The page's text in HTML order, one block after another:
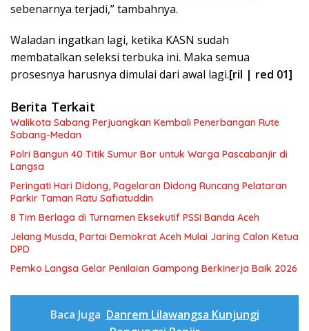
sebenarnya terjadi,” tambahnya.
Waladan ingatkan lagi, ketika KASN sudah
membatalkan seleksi terbuka ini. Maka semua
prosesnya harusnya dimulai dari awal lagi.[ril | red 01]
Berita Terkait
Walikota Sabang Perjuangkan Kembali Penerbangan Rute
Sabang-Medan
Polri Bangun 40 Titik Sumur Bor untuk Warga Pascabanjir di
Langsa
Peringati Hari Didong, Pagelaran Didong Runcang Pelataran
Parkir Taman Ratu Safiatuddin
8 Tim Berlaga di Turnamen Eksekutif PSSI Banda Aceh
Jelang Musda, Partai Demokrat Aceh Mulai Jaring Calon Ketua
DPD
Pemko Langsa Gelar Penilaian Gampong Berkinerja Baik 2026
Baca Juga Danrem Lilawangsa Kunjungi